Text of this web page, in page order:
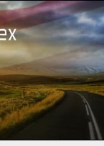
cuenta
Para Inversionistas